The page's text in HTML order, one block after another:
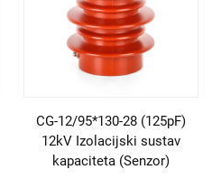
CG-12/95*130-28 (125pF)
12kV Izolacijski sustav
kapaciteta (Senzor)